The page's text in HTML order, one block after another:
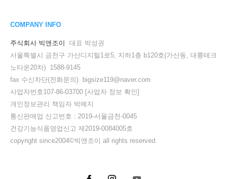
COMPANY INFO
주식회사 빅앤조이
대표 박성권
서울특별시 금천구 가산디지털1로5, 지하1층 b120호(가산동, 대륭테크
노타운20차) 1588-9145
fax 수신차단(전화문의) bigsize119@naver.com
사업자번호107-86-03700 [사업자 정보 확인]
개인정보관리 책임자 박예지
통신판매업 신고번호 : 2019-서울금천-0045
건강기능식품영업신고 제2019-0084005호
copyright since2004©빅앤조이 all rights reserved.